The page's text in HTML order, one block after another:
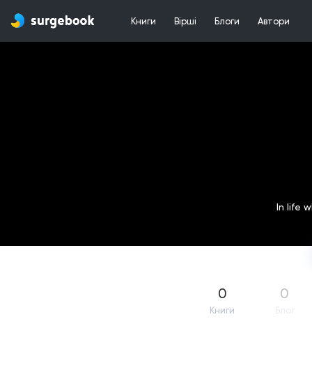
Книги Вірші Блоги Автори
In life
0
Книги
0